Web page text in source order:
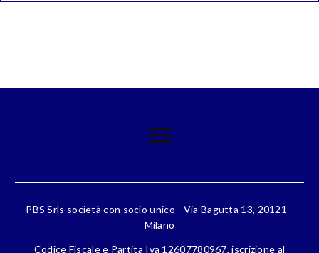
PBS Srls società con socio unico - Via Bagutta 13, 20121 -
Milano
Codice Fiscale e Partita Iva 12607780967, iscrizione al